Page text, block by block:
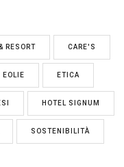
RESORT CARE'S
EOLIE ETICA
HOTEL SIGNUM
SOSTENIBILITÀ